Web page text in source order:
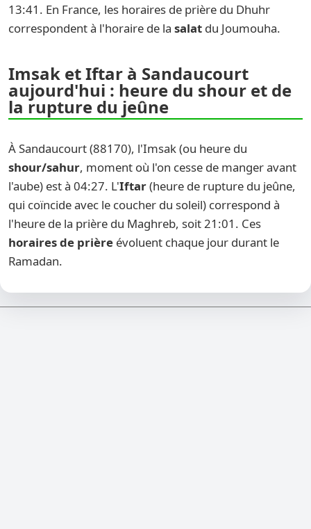
13:41. En France, les horaires de prière du Dhuhr
correspondent à l'horaire de la salat du Joumouha.
Imsak et Iftar à Sandaucourt
aujourd'hui : heure du shour et de
la rupture du jeûne
À Sandaucourt (88170), l'Imsak (ou heure du
shour/sahur, moment où l'on cesse de manger avant
l'aube) est à 04:27. L'Iftar(heure de rupture du jeûne,
qui coïncide avec le coucher du soleil) correspond à
l'heure de la prière du Maghreb, soit 21:01. Ces
horaires de prière évoluent chaque jour durant le
Ramadan.